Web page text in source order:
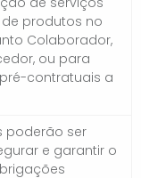
produtos no
Colaborador,
ou para
contratuais a
poderão ser
e garantir o